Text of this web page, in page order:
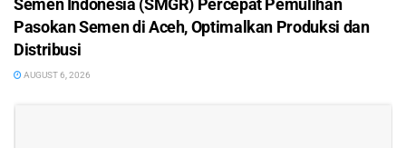
Pasokan Semen di Aceh, Optimalkan Produksi dan
Distribusi
AUGUST 6, 2026